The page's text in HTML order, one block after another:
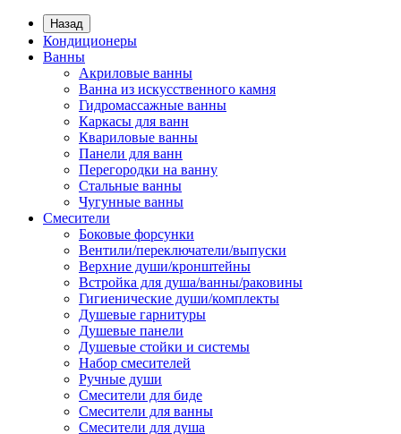
Назад
Кондиционеры
Ванны
Акриловые ванны
Ванна из искусственного камня
Гидромассажные ванны
Каркасы для ванн
Квариловые ванны
Панели для ванн
Перегородки на ванну
Стальные ванны
Чугунные ванны
Смесители
Боковые форсунки
Вентили/переключатели/выпуски
Верхние души/кронштейны
Встройка для душа/ванны/раковины
Гигиенические души/комплекты
Душевые гарнитуры
Душевые панели
Душевые стойки и системы
Набор смесителей
Ручные души
Смесители для биде
Смесители для ванны
Смесители для душа